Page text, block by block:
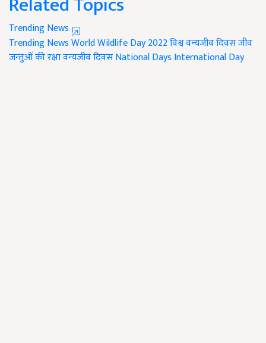
Trending News
Trending NewsWorld Wildlife Day 2022विश्व वन्यजीव दिवसजीव
जन्तुओं की रक्षावन्यजीव दिवसNational Days International Day